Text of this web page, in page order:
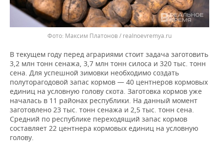
Максим Платонов / realnoevremya.ru
В текущем году перед аграриями стоит задача заготовить
3,2 млн тонн сенажа, 3,7 млн тонн силоса и 320 тыс. тонн
сена. Для успешной зимовки необходимо создать
полуторагодовой запас кормов — 40 центнеров кормовых
единиц на условную голову скота. Заготовка кормов уже
началась в 11 районах республики. На данный момент
заготовлено 23 тыс. тонн сенажа и 2,5 тыс. тонн сена.
Средний по республике переходящий запас кормов
составляет 22 центнера кормовых единиц на условную
голову.